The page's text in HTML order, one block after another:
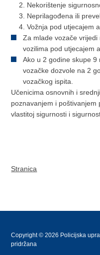
Nekorištenje
Neprilagođena ili
Vožnja pod utjecajem
Za mlade vozače
vozilima pod utjecajem
Ako u 2 godine skupe
vozačke dozvole na 2
vozačkog ispita.
Učenicima osnovnih i
poznavanjem i
vlastitoj sigurnosti i
Stranica
Copyright © 2026 Policijska
pridržana